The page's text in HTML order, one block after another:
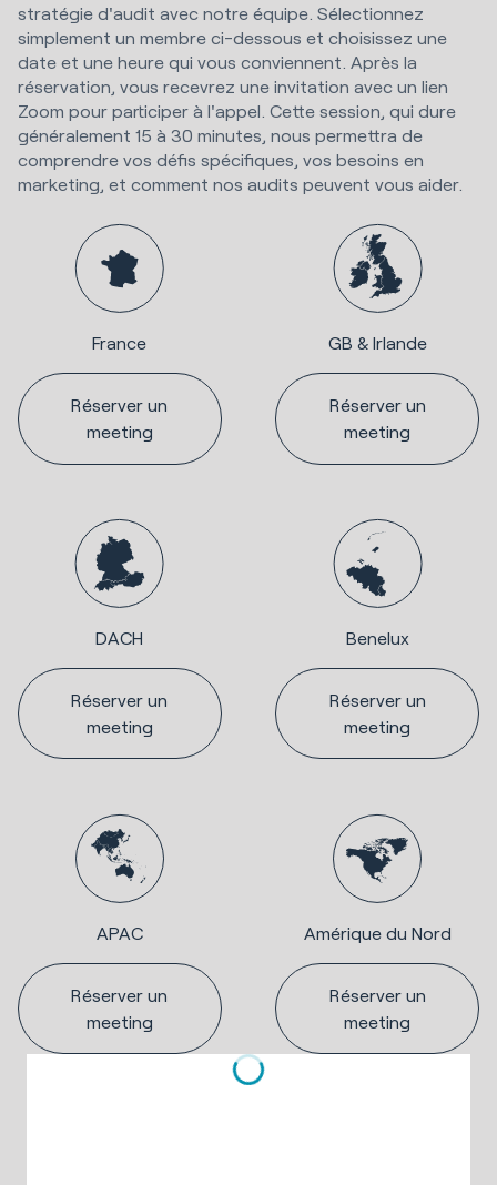
stratégie d'audit avec notre équipe. Sélectionnez
simplement un membre ci-dessous et choisissez une
date et une heure qui vous conviennent. Après la
réservation, vous recevrez une invitation avec un lien
Zoom pour participer à l'appel. Cette session, qui dure
généralement 15 à 30 minutes, nous permettra de
comprendre vos défis spécifiques, vos besoins en
marketing, et comment nos audits peuvent vous aider.
GB & Irlande
Réserver un
meeting
DACH
Réserver un
meeting
Benelux
Réserver un
meeting
France
Réserver un
meeting
APAC
Réserver un
meeting
Amérique du Nord
Réserver un
meeting